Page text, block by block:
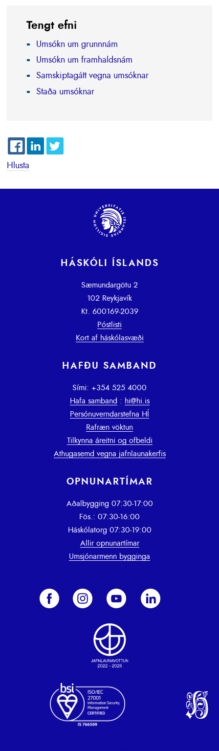
Tengt efni
Umsókn um grunnnám
Umsókn um framhaldsnám
Samskiptagátt vegna umsóknar
Staða umsóknar
Hlusta
HÁSKÓLI ÍSLANDS
Sæmundargötu 2
102 Reykjavík
Kt. 600169-2039
Póstlisti
Kort af háskólasvæði
HAFÐU SAMBAND
Sími: +354 525 4000
Hafa samband : hi@hi.is
Persónuverndarstefna HÍ
Rafræn vöktun
Tilkynna áreitni og ofbeldi
Athugasemd vegna jafnlaunakerfis
OPNUNARTÍMAR
Aðalbygging 07:30-17:00
Fös.: 07:30-16:00
Háskólatorg 07:30-19:00
Allir opnunartímar
Umsjónarmenn bygginga